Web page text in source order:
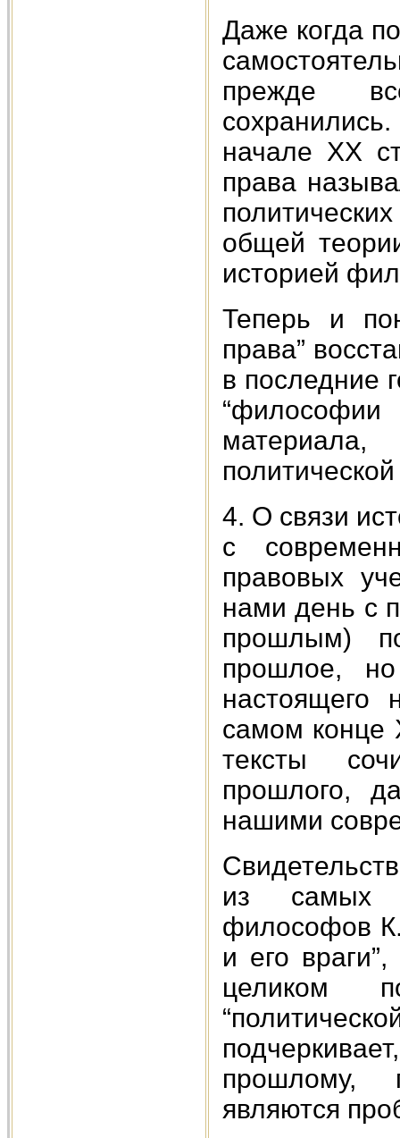
Даже когда
прежде
начале XX
права
общей
историей
Теперь и
права”
в последние
4. О связи
с
правовых
нами день с
прошлым)
прошлое,
настоящего
самом конце
тексты
прошлого,
нашими
из самых
философов
и его
целиком
прошлому,
являются